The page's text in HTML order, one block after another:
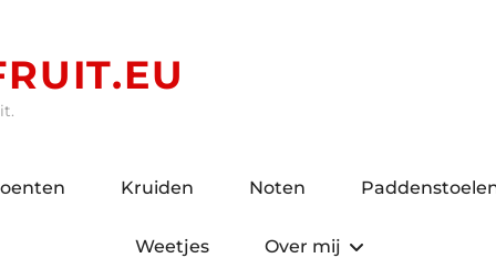
Kruiden Noten
Weetjes Over mij